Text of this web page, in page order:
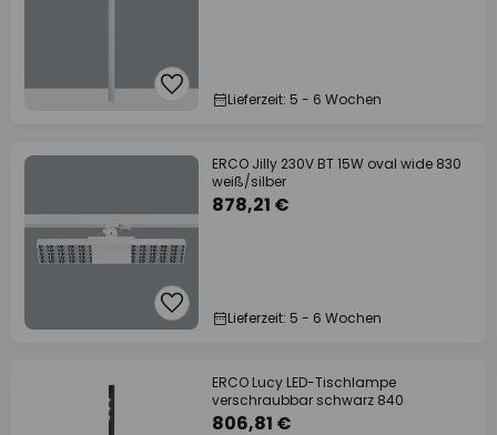
Lieferzeit: 5 - 6 Wochen
ERCO Jilly 230V BT 15W oval wide 830
weiß/silber
878,21 €
Lieferzeit: 5 - 6 Wochen
ERCO Lucy LED-Tischlampe
verschraubbar schwarz 840
806,81 €